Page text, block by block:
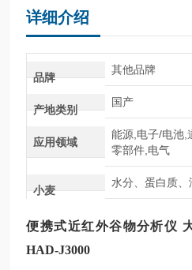
详细介绍
品牌
其他品牌
产地类别
国产
应用领域
能源,电子/电池,
零部件,电气
小麦
水分、蛋白质、
便携式近红外谷物分析仪
HAD-J3000